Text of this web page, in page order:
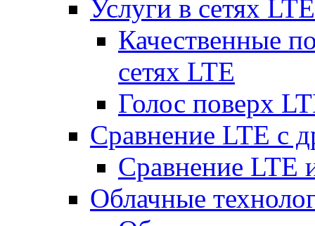
Услуги в сетях LTE
Качественные
сетях LTE
Голос поверх
Сравнение LTE с
Сравнение LTE
Облачные